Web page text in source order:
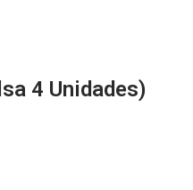
4 Unidades)